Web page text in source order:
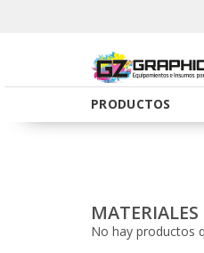
PRODUCTOS
No hay productos